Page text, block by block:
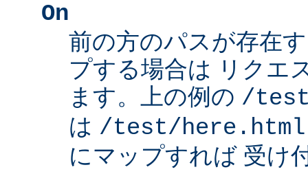
On
前の方のパスが存在
プする場合は リクエ
ます。上の例の /
は /test/here.html
にマップすれば 受け